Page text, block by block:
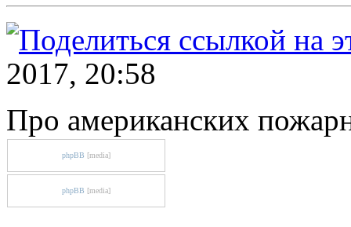
2017, 20:58
Про американских
phpBB [media]
phpBB [media]